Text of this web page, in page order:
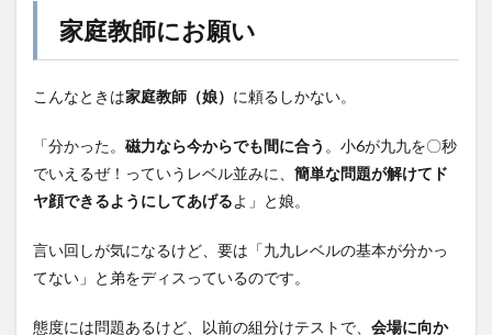
家庭教師にお願い
こんなときは家庭教師（娘） に頼るしかない。
「分かった。 磁力なら今からでも間に合う 。小6が九九を〇秒
でいえるぜ！っていうレベル並みに、 簡単な問題が解けてド
ヤ顔できるようにしてあげるよ」と娘。
言い回しが気になるけど、要は「九九レベルの基本が分かっ
てない」と弟をディスっているのです。
態度には問題あるけど、以前の組分けテストで、 会場に向か